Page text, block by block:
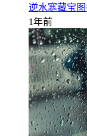
逆水寒藏宝
1年前